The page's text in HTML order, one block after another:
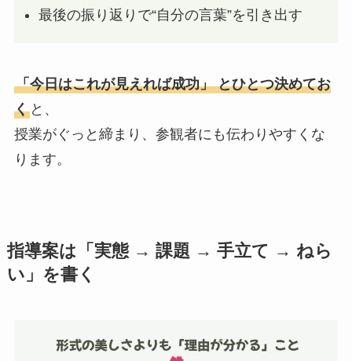
最後の振り返りで“自分の言葉”を引き出す
「今日はこれが見えれば成功」 とひとつ決めてお
くと、
授業がぐっと締まり、参観者にも伝わりやすくな
ります。
指導案は「実態 → 課題 → 手立て → ねら
い」を書く